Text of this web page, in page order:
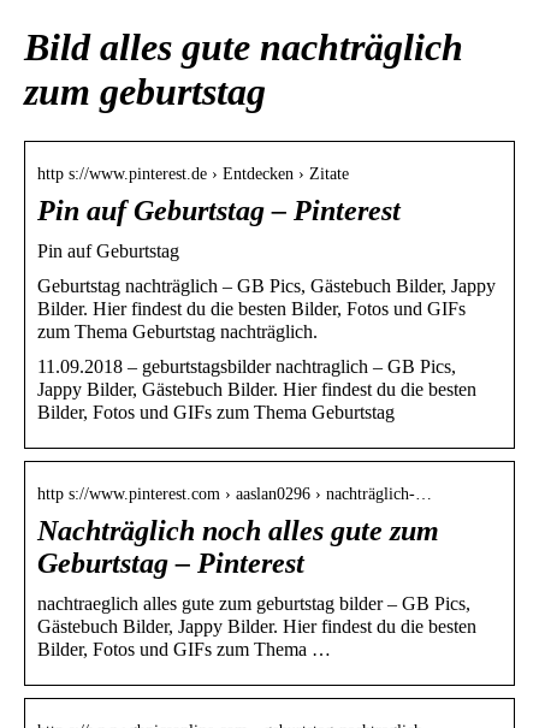
Bild alles gute nachträglich
zum geburtstag
http s://www.pinterest.de › Entdecken › Zitate
Pin auf Geburtstag – Pinterest
Pin auf Geburtstag
Geburtstag nachträglich – GB Pics, Gästebuch Bilder, Jappy
Bilder. Hier findest du die besten Bilder, Fotos und GIFs
zum Thema Geburtstag nachträglich.
11.09.2018 – geburtstagsbilder nachtraglich – GB Pics,
Jappy Bilder, Gästebuch Bilder. Hier findest du die besten
Bilder, Fotos und GIFs zum Thema Geburtstag
http s://www.pinterest.com › aaslan0296 › nachträglich-…
Nachträglich noch alles gute zum
Geburtstag – Pinterest
nachtraeglich alles gute zum geburtstag bilder – GB Pics,
Gästebuch Bilder, Jappy Bilder. Hier findest du die besten
Bilder, Fotos und GIFs zum Thema …